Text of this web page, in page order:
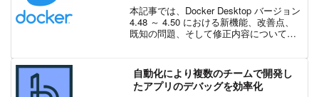
本記事では、Docker Desktop バージョン
4.48 ～ 4.50 における新機能、改善点、
既知の問題、そして修正内容について紹
けに主要な変更点をわ...
自動化により複数のチームで開発し
たアプリのデバッグを効率化